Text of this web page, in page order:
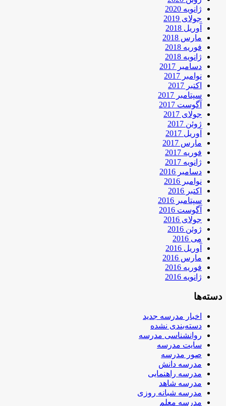
ژانویه 2020
جولای 2019
آوریل 2018
مارس 2018
فوریه 2018
ژانویه 2018
دسامبر 2017
نوامبر 2017
اکتبر 2017
سپتامبر 2017
آگوست 2017
جولای 2017
ژوئن 2017
آوریل 2017
مارس 2017
فوریه 2017
ژانویه 2017
دسامبر 2016
نوامبر 2016
اکتبر 2016
سپتامبر 2016
آگوست 2016
جولای 2016
ژوئن 2016
می 2016
آوریل 2016
مارس 2016
فوریه 2016
ژانویه 2016
دسته‌ها
اخبار مدرسه جدید
دسته‌بندی نشده
روانشناسی مدرسه
سایت مدرسه
صور مدرسه
مدرسه دانش
مدرسه راهنمایی
مدرسه شاهد
مدرسه شبانه روزی
مدرسه معلم